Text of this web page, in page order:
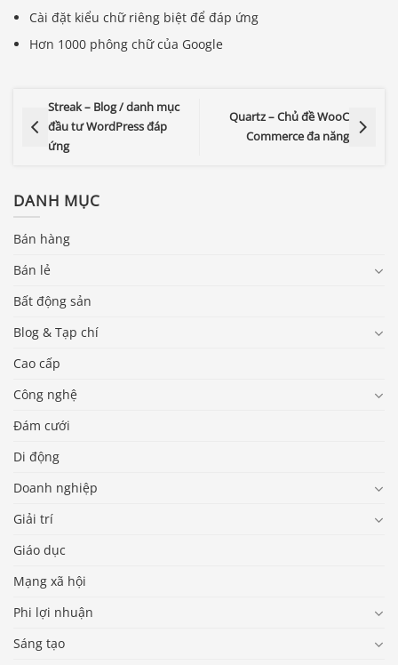
Cài đặt kiểu chữ riêng biệt để đáp ứng
Hơn 1000 phông chữ của Google
Streak – Blog / danh mục
đầu tư WordPress đáp
ứng
Quartz – Chủ đề WooC
Commerce đa năng
DANH MỤC
Bán hàng
Bán lẻ
Bất động sản
Blog & Tạp chí
Cao cấp
Công nghệ
Đám cưới
Di động
Doanh nghiệp
Giải trí
Giáo dục
Mạng xã hội
Phi lợi nhuận
Sáng tạo